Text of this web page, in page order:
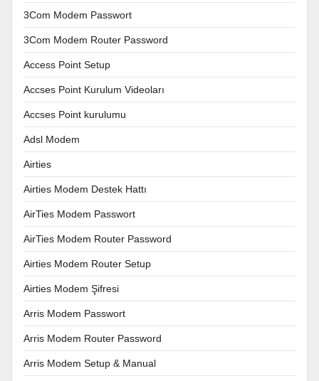
3Com Modem Passwort
3Com Modem Router Password
Access Point Setup
Accses Point Kurulum Videoları
Accses Point kurulumu
Adsl Modem
Airties
Airties Modem Destek Hattı
AirTies Modem Passwort
AirTies Modem Router Password
Airties Modem Router Setup
Airties Modem Şifresi
Arris Modem Passwort
Arris Modem Router Password
Arris Modem Setup & Manual